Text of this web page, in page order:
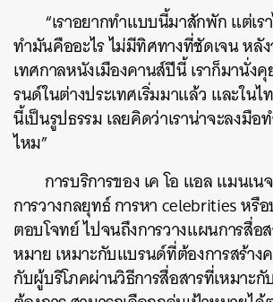
“เราอยากทำแบบนี้มาสักพัก แต่เร
ทำมันคืออะไร ไม่มีทิศทางที่ชัดเจน หลั
เทศกาลหนังเมืองคานส์ปีนี้ เราก็มานั่ง
รนด์ในต่างประเทศเริ่มมาแล้ว และในไ
นี้เป็นรูปธรรม เลยคิดว่าเราน่าจะลงมือ
ไหม”
การบริการของ เค โอ แอล แมนเน
การวางกลยุทธ์ การหา celebrities หรื
ตอบโจทย์ ไปจนถึงการวางแผนการสื่อ
หมาย เหมาะกับแบรนด์ที่ต้องการสร้าง
กับผู้บริโภคผ่านวิธีการสื่อสารที่เหมาะ